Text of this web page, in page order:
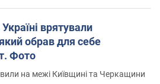
врятували
обрав для себе
Фото
на межі Київщині та Черкащини